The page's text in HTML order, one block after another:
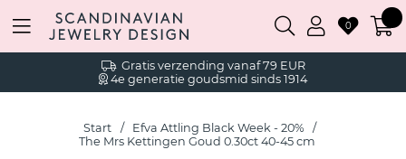
Gratis verzending vanaf 79 EUR
4e generatie goudsmid sinds 1914
0
Start
Efva Attling Black Week - 20%
The Mrs Kettingen Goud 0.30ct 40-45 cm